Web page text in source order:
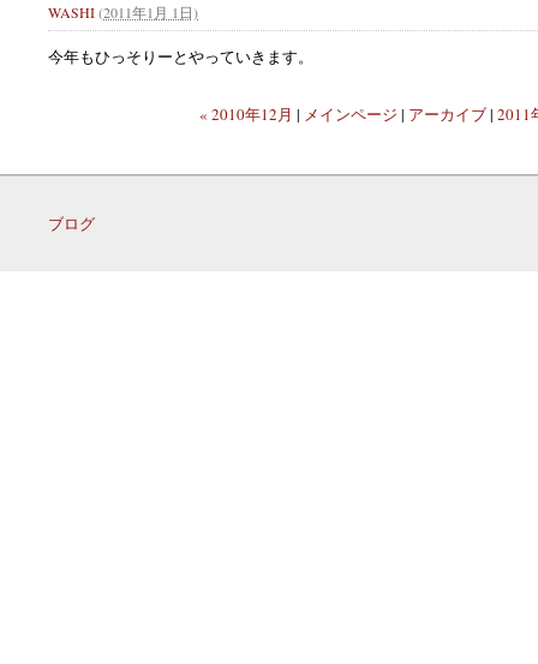
WASHI(2011年1月 1日)
今年もひっそりーとやっていきます。
« 2010年12月 | メインページ | アーカイブ| 2011
ブログ